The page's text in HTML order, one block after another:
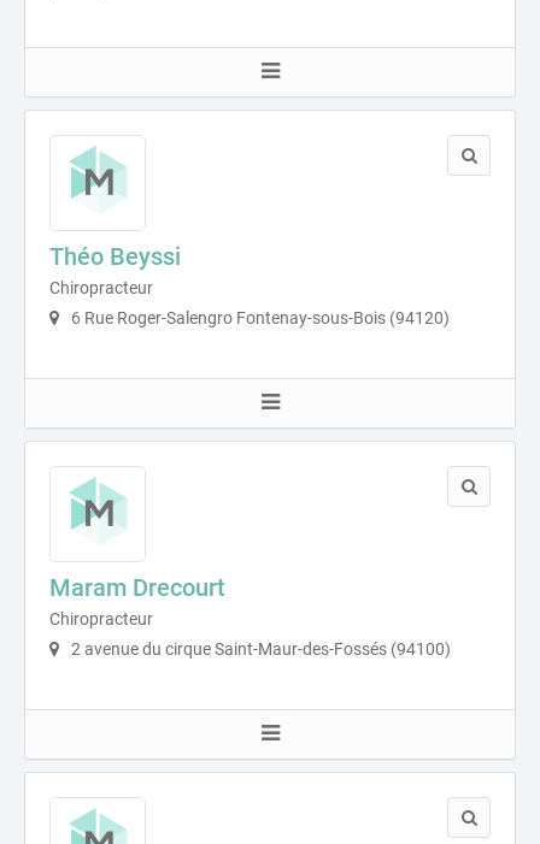
Théo Beyssi
Chiropracteur
6 Rue Roger-Salengro Fontenay-sous-Bois (94120)
Maram Drecourt
Chiropracteur
2 avenue du cirque Saint-Maur-des-Fossés (94100)